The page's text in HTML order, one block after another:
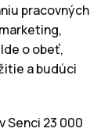
pracovných
o obeť,
a budúci
Senci 23 000